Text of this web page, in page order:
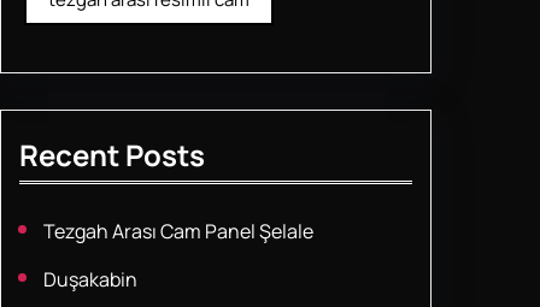
Recent Posts
Tezgah Arası Cam Panel Şelale
Duşakabin